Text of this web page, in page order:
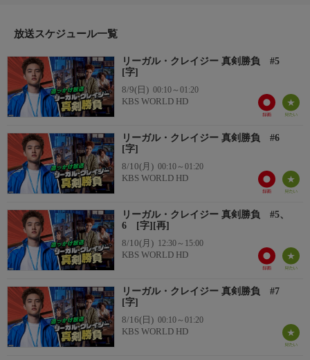
ミニシリーズドラマ！富と権力によって守られた聖域にひそむ強
ン！＊テンポよく進む展開とスリリングなシーンに目が離せな
い！
番組内容
＊EXOファンは必見☆普段のD.O.と本作で演じる破天荒なキャラ
OSTにも注目!
あらすじ
子供の頃から曲がったことが大嫌いな新任不良検事のチン・ジョ
ン(ド・ギョンス)。ある日、瑞草洞女性殺人事件を担当すること
不審な点が多いことに気づく。事件の再捜査をしようとするが担
当を外されてしまい、代わりにオ・ドファン（ハジュン）が新し
い担当検事に選ばれて…。
放送スケジュール一覧
リーガル・クレイジー 真剣勝負 #5
[字]
8/9(日) 00:10～01:20
KBS WORLD HD
リーガル・クレイジー 真剣勝負 #6
[字]
8/10(月) 00:10～01:20
KBS WORLD HD
リーガル・クレイジー 真剣勝負 #5、
6 [字][再]
8/10(月) 12:30～15:00
KBS WORLD HD
リーガル・クレイジー 真剣勝負 #7
[字]
8/16(日) 00:10～01:20
KBS WORLD HD